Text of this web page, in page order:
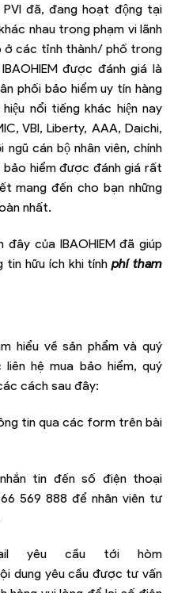
đã, đang hoạt động tại
nhau trong phạm vi lãnh
ở các tỉnh thành/ phố trong
được đánh giá là
phối bảo hiểm uy tín hàng
nổi tiếng khác hiện nay
VBI, Liberty, AAA, Daichi,
cán bộ nhân viên, chính
hiểm được đánh giá rất
mang đến cho bạn những
nhất.
của IBAOHIEM đã giúp
tin hữu ích khi tínhphí tham
hiểu về sản phẩm và quý
hệ mua bảo hiểm, quý
cách sau đây:
tin qua các form trên bài
tin đến số điện thoại
569 888 để nhân viên tư
yêu cầu tới hòm
dung yêu cầu được tư vấn